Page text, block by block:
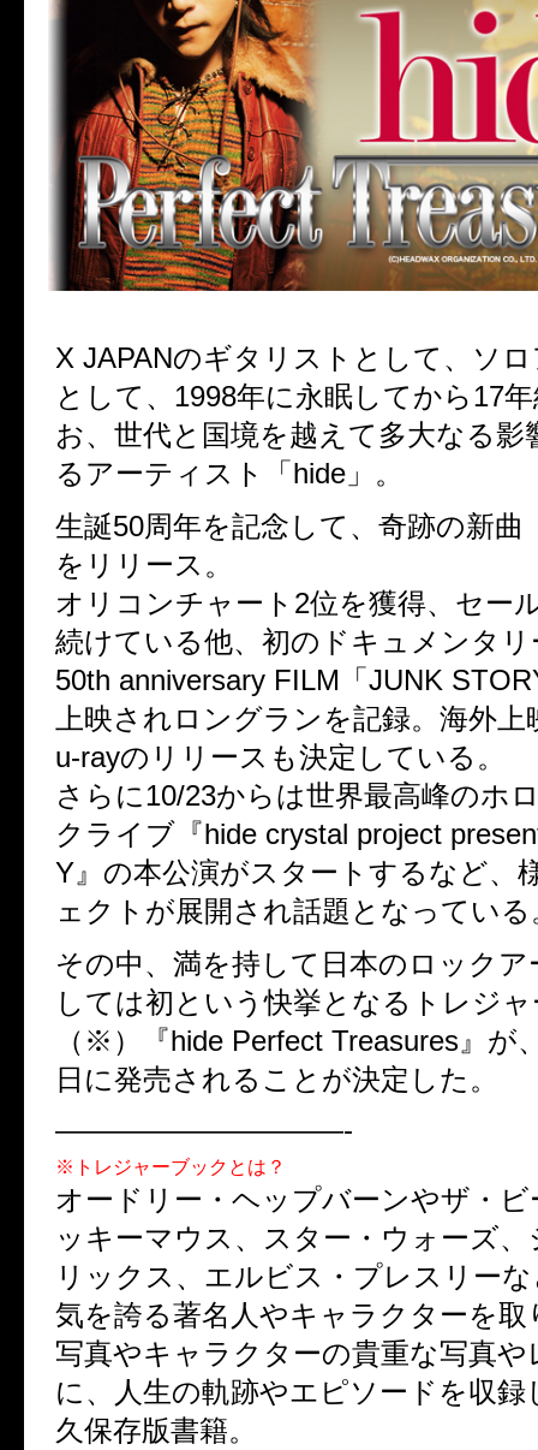
X JAPANのギタリストとして、ソ
として、1998年に永眠してから17
お、世代と国境を越えて多大なる影
るアーティスト「hide」。
生誕50周年を記念して、奇跡の新曲
をリリース。
オリコンチャート2位を獲得、セー
続けている他、初のドキュメンタリ
50th anniversary FILM「JUNK
上映されロングランを記録。海外上
u-rayのリリースも決定している。
さらに10/23からは世界最高峰のホ
クライブ『hide crystal project
Y』の本公演がスタートするなど、
ェクトが展開され話題となっている
その中、満を持して日本のロック
しては初という快挙となるトレジ
（※）『hide Perfect Treasures』が
日に発売されることが決定した。
——————————-
※トレジャーブックとは？
オードリー・ヘップバーンやザ・
ッキーマウス、スター・ウォーズ
リックス、エルビス・プレスリー
気を誇る著名人やキャラクターを取
写真やキャラクターの貴重な写真
に、人生の軌跡やエピソードを収録
久保存版書籍。